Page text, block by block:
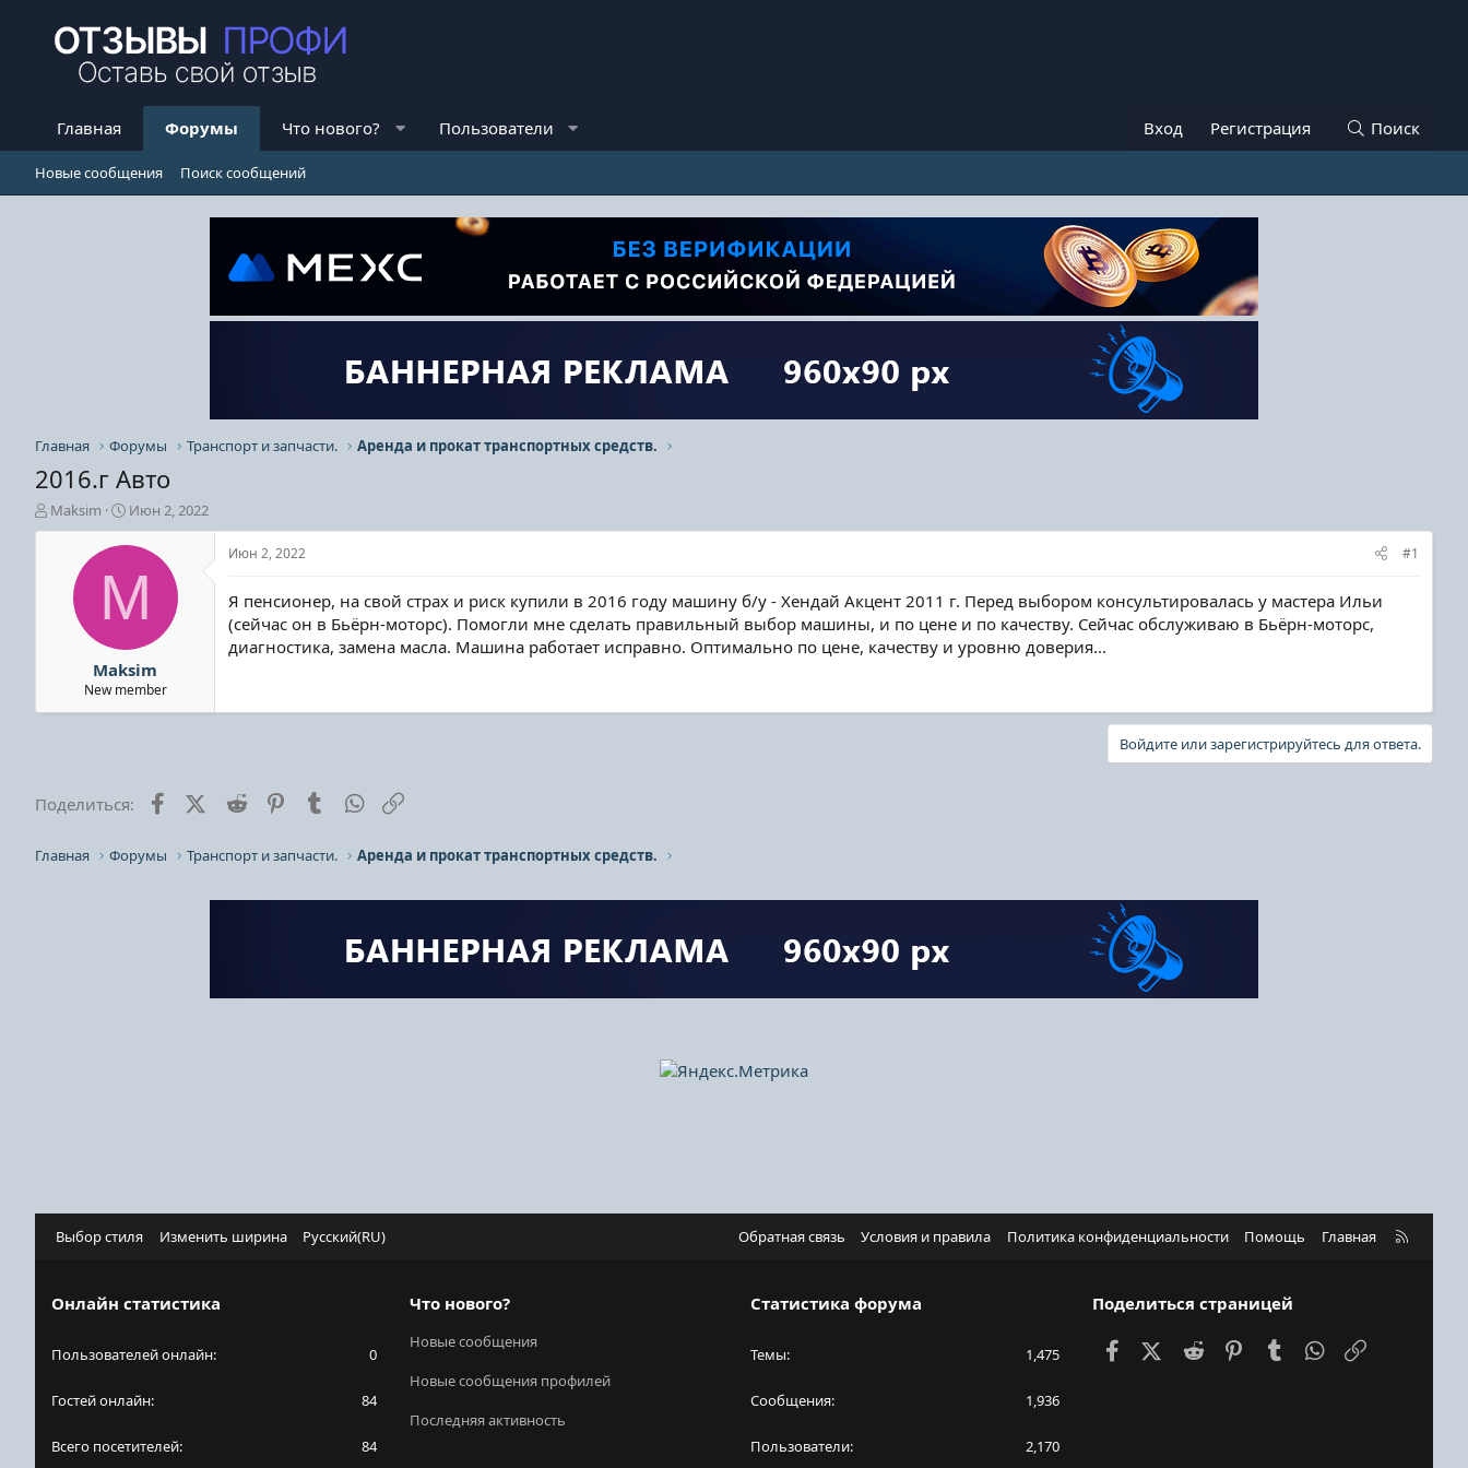
Главная Форумы Что нового? Пользователи Вход Регистрация Поиск
Новые сообщения Поиск сообщений
Главная Форумы Транспорт и запчасти. Аренда и прокат транспортных средств.
2016.г Авто
А
в
Maksim
Д
а
т
н
а
а
л
а
Июн 2, 2022
M
Maksim
New member
Июн 2, 2022 #1
Я пенсионер, на свой страх и риск купили в 2016 году машину б/у - Хендай Акцент 2011 г. Перед выбором консультировалась у мастера Ильи
(сейчас он в Бьёрн-моторс). Помогли мне сделать правильный выбор машины, и по цене и по качеству. Сейчас обслуживаю в Бьёрн-моторс,
диагностика, замена масла. Машина работает исправно. Оптимально по цене, качеству и уровню доверия...
Войдите или зарегистрируйтесь для ответа.
Поделиться: FacebookX (Twitter)
Reddit PinterestTumblr WhatsApp
Главная Форумы Транспорт и запчасти. Аренда и прокат транспортных средств.
Выбор стиля Изменить ширина Русский(RU) Обратная связь Условия и правила Политика конфиденциальности Помощь Главная
R
Онлайн статистика
Пользователей онлайн 0
Гостей онлайн 84
Всего посетителей 84
Что нового?
Новые сообщения
Новые сообщения профилей
Последняя активность
Статистика форума
Темы 1,475
Сообщения 1,936
Пользователи 2,170
Поделиться страницей
FacebookX (Twitter)
Reddit PinterestTumblr WhatsApp